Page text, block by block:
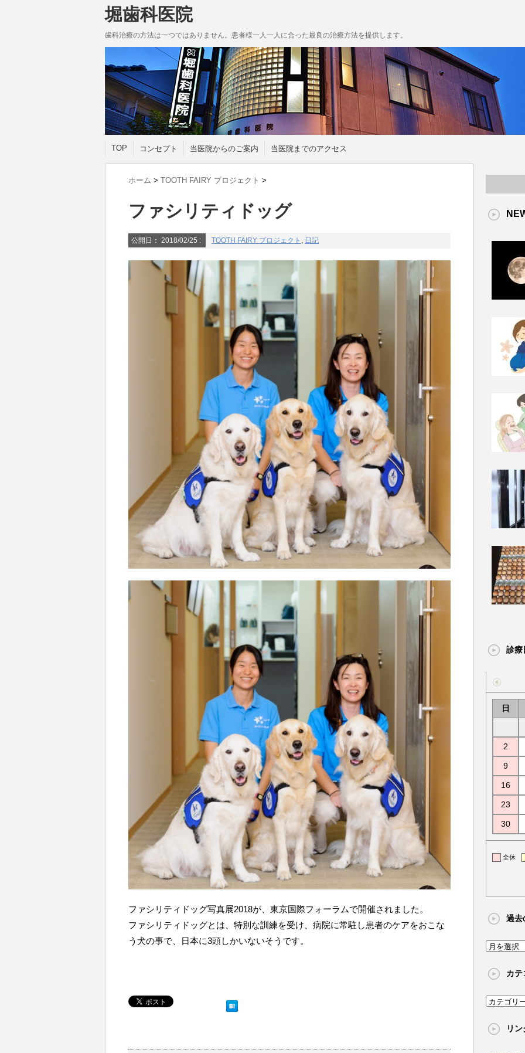
堀歯科医院
歯科治療の方法は一つではありません。患者様一人一人に合った最良の治療方法を提供します。
TOP コンセプト 当医院からのご案内 当医院までのアクセス
ホーム > TOOTH FAIRY プロジェクト >
ファシリティドッグ
公開日： 2018/02/25 : TOOTH FAIRY プロジェクト , 日記
ファシリティドッグ写真展2018が、東京国際フォーラムで開催されました。
ファシリティドッグとは、特別な訓練を受け、病院に常駐し患者のケアをおこな
う犬の事で、日本に3頭しかいないそうです。
診療
日
2
9
16
23
30
全休
過去
過
の
事
カテ
カ
ゴ
リン